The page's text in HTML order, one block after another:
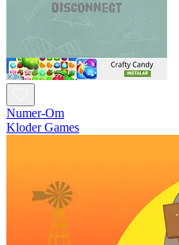
Numer-Om
Kloder Games